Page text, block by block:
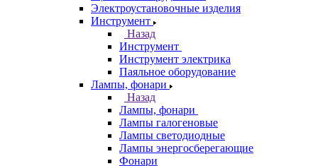
Электроустановочные изделия
Инструмент
Назад
Инструмент
Инструмент электрика
Паяльное оборудование
Лампы, фонари
Назад
Лампы, фонари
Лампы галогеновые
Лампы светодиодные
Лампы энергосберегающие
Фонари